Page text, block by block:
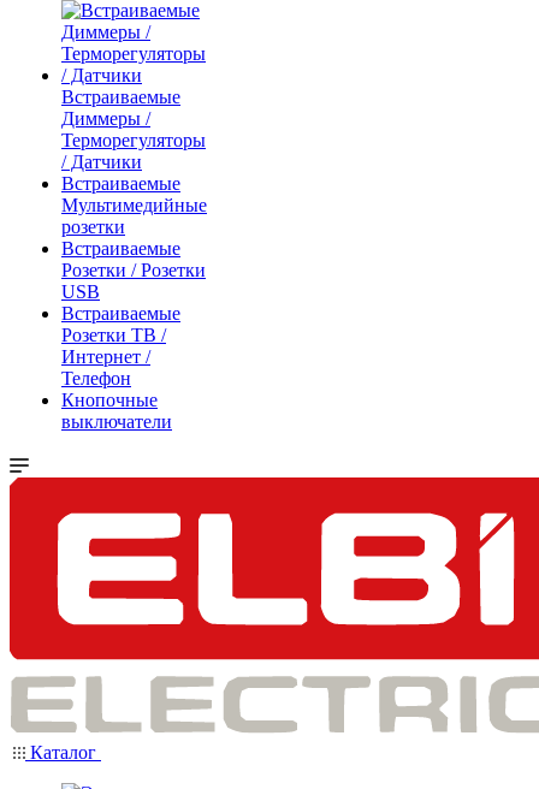
Встраиваемые
Диммеры /
Терморегуляторы
/ Датчики
Встраиваемые
Мультимедийные
розетки
Встраиваемые
Розетки / Розетки
USB
Встраиваемые
Розетки ТВ /
Интернет /
Телефон
Кнопочные
выключатели
Каталог